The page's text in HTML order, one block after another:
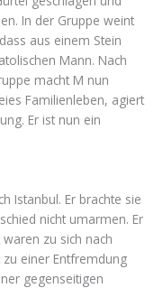
In der Gruppe weint
aus einem Stein
Mann. Nach
macht M nun
Familienleben, agiert
Er ist nun ein
Istanbul. Er brachte sie
nicht umarmen. Er
zu sich nach
einer Entfremdung
gegenseitigen